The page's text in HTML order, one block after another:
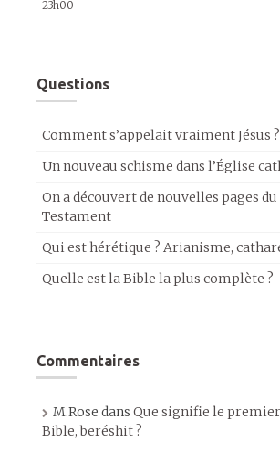
23h00
Questions
Comment s’appelait vraiment Jésus ?
Un nouveau schisme dans l’Église
On a découvert de nouvelles pages
Testament
Qui est hérétique ? Arianisme,
Quelle est la Bible la plus complète ?
Commentaires
M.Rose dans Que signifie le
Bible, beréshit ?